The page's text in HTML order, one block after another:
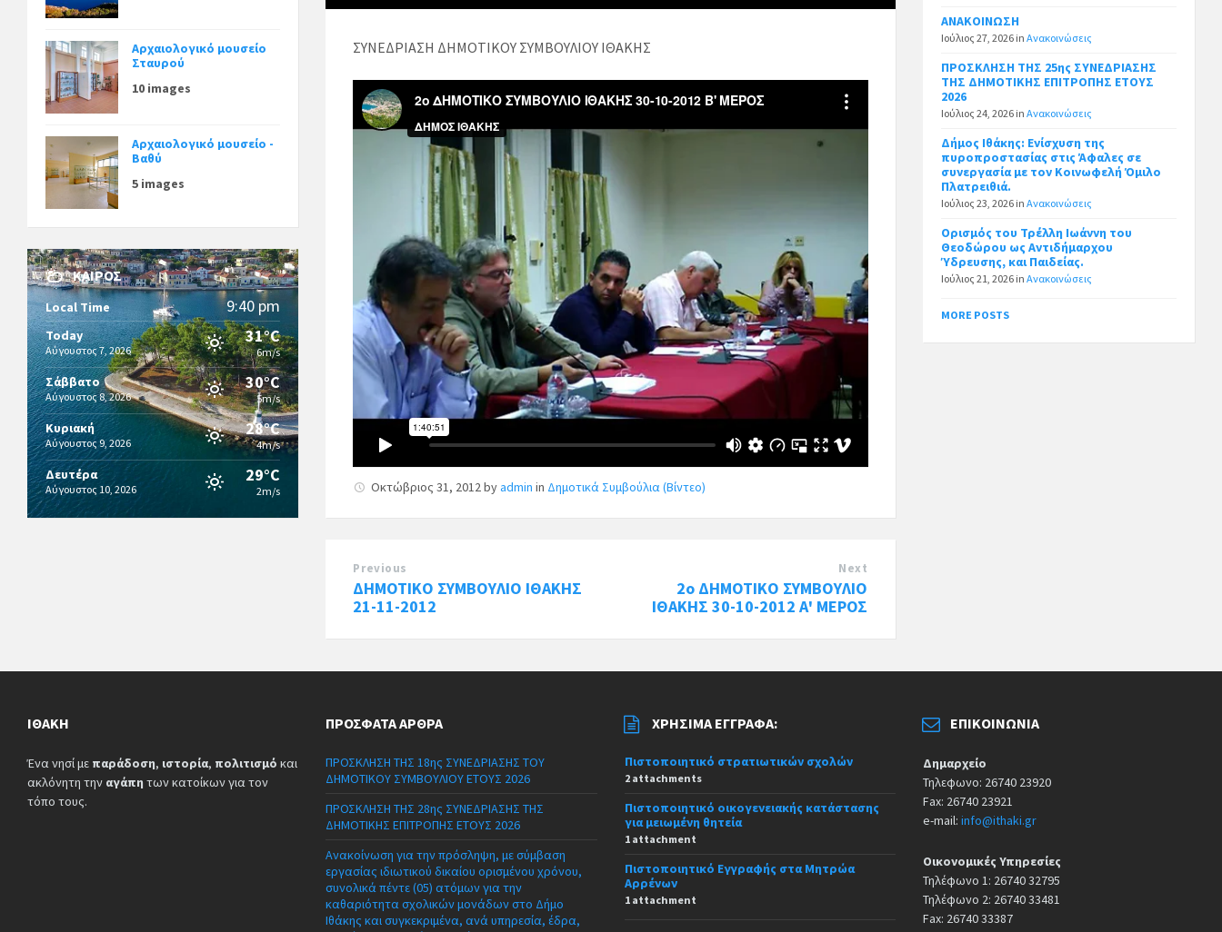
ΣΥΝΕΔΡΙΑΣΗ ΔΗΜΟΤΙΚΟΥ ΣΥΜΒΟΥΛΙΟΥ ΙΘΑΚΗΣ
Οκτώβριος 31, 2012byadmin in Δημοτικά Συμβούλια (Βίντεο)
Previous
ΔΗΜΟΤΙΚΟ ΣΥΜΒΟΥΛΙΟ ΙΘΑΚΗΣ
21-11-2012
Next
2o ΔΗΜΟΤΙΚΟ ΣΥΜΒΟΥΛΙΟ
ΙΘΑΚΗΣ 30-10-2012 Α' ΜΕΡΟΣ
Αρχαιολογικό μουσείο
Σταυρού
10 images
Αρχαιολογικό μουσείο -
Βαθύ
5 images
ΚΑΙΡΌΣ
Local Time 9:40 pm
Today
Αύγουστος 7, 2026
31°C
6m/s
Σάββατο
Αύγουστος 8, 2026
30°C
5m/s
Κυριακή
Αύγουστος 9, 2026
28°C
4m/s
Δευτέρα
Αύγουστος 10, 2026
29°C
2m/s
ΑΝΑΚΟΙΝΩΣΗ
Ιούλιος 27, 2026 inΑνακοινώσεις
ΠΡΟΣΚΛΗΣΗ ΤΗΣ 25ης ΣΥΝΕΔΡΙΑΣΗΣ
ΤΗΣ ΔΗΜΟΤΙΚΗΣ ΕΠΙΤΡΟΠΗΣ ΕΤΟΥΣ
2026
Ιούλιος 24, 2026 inΑνακοινώσεις
Δήμος Ιθάκης: Ενίσχυση της
πυροπροστασίας στις Άφαλες σε
συνεργασία με τον Κοινωφελή Όμιλο
Πλατρειθιά.
Ιούλιος 23, 2026 inΑνακοινώσεις
Ορισμός του Τρέλλη Ιωάννη του
Θεοδώρου ως Αντιδήμαρχου
Ύδρευσης, και Παιδείας.
Ιούλιος 21, 2026 inΑνακοινώσεις
MORE POSTS
ΙΘΆΚΗ
Ένα νησί με παράδοση, ιστορία, πολιτισμό και
ακλόνητη την αγάπη των κατοίκων για τον
τόπο τους.
ΠΡΌΣΦΑΤΑ ΆΡΘΡΑ
ΠΡΟΣΚΛΗΣΗ ΤΗΣ 18ης ΣΥΝΕΔΡΙΑΣΗΣ ΤΟΥ
ΔΗΜΟΤΙΚΟΥ ΣΥΜΒΟΥΛΙΟΥ ΕΤΟΥΣ 2026
ΠΡΟΣΚΛΗΣΗ ΤΗΣ 28ης ΣΥΝΕΔΡΙΑΣΗΣ ΤΗΣ
ΔΗΜΟΤΙΚΗΣ ΕΠΙΤΡΟΠΗΣ ΕΤΟΥΣ 2026
Ανακοίνωση για την πρόσληψη, με σύμβαση
εργασίας ιδιωτικού δικαίου ορισμένου χρόνου,
συνολικά πέντε (05) ατόμων για την
καθαριότητα σχολικών μονάδων στο Δήμο
Ιθάκης και συγκεκριμένα, ανά υπηρεσία, έδρα,
ΧΡΉΣΙΜΑ ΈΓΓΡΑΦΑ:
Πιστοποιητικό στρατιωτικών σχολών
2 attachments
Πιστοποιητικό οικογενειακής κατάστασης
για μειωμένη θητεία
1 attachment
Πιστοποιητικό Εγγραφής στα Μητρώα
Αρρένων
1 attachment
ΕΠΙΚΟΙΝΩΝΊΑ
Δημαρχείο
Τηλεφωνο: 26740 23920
Fax: 26740 23921
e-mail:info@ithaki.gr
Οικονομικές Υπηρεσίες
Τηλέφωνο 1: 26740 32795
Τηλέφωνο 2: 26740 33481
Fax: 26740 33387